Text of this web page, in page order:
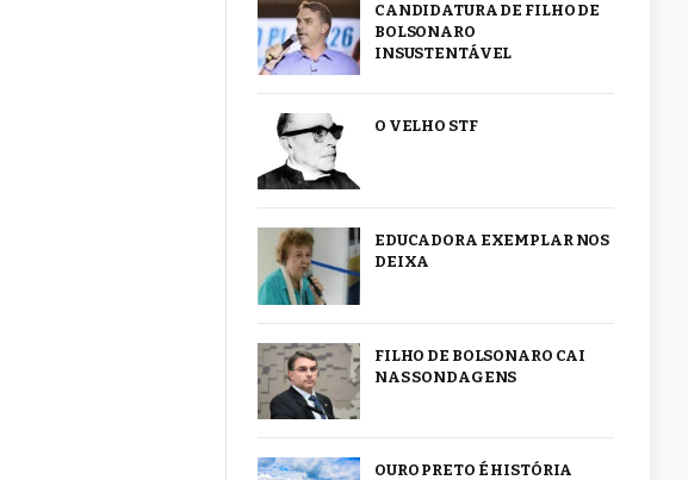
CANDIDATURA DE FILHO DE
BOLSONARO
INSUSTENTÁVEL
O VELHO STF
EDUCADORA EXEMPLAR NOS
DEIXA
FILHO DE BOLSONARO CAI
NAS SONDAGENS
OURO PRETO É HISTÓRIA